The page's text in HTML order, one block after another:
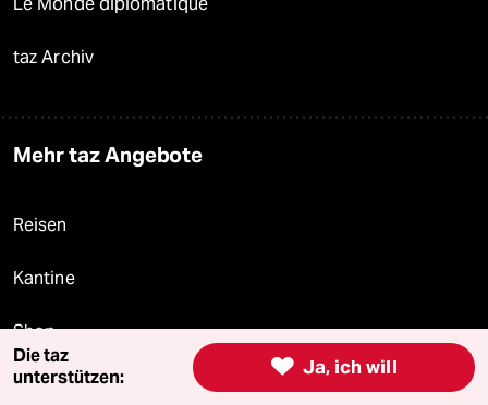
Le Monde diplomatique
taz Archiv
Mehr taz Angebote
Reisen
Kantine
Shop
Anzeigen
 Ja, ich will
Die taz
unterstützen: